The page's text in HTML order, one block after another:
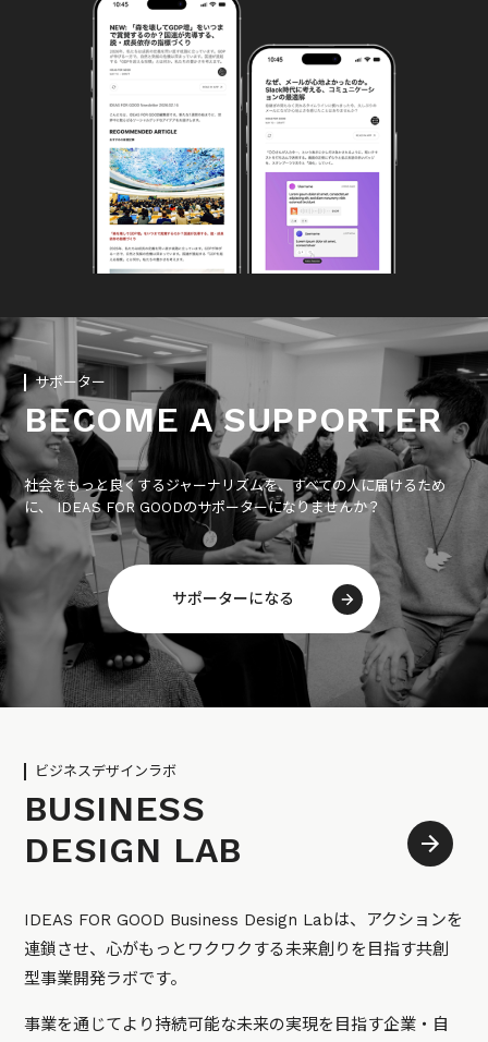
サポーター
BECOME A SUPPORTER
社会をもっと良くするジャーナリズムを、すべての人に届けるため
に、 IDEAS FOR GOODのサポーターになりませんか？
サポーターになる
ビジネスデザインラボ
BUSINESS
DESIGN LAB
IDEAS FOR GOOD Business Design Labは、アクションを
連鎖させ、心がもっとワクワクする未来創りを目指す共創
型事業開発ラボです。
事業を通じてより持続可能な未来の実現を目指す企業・自